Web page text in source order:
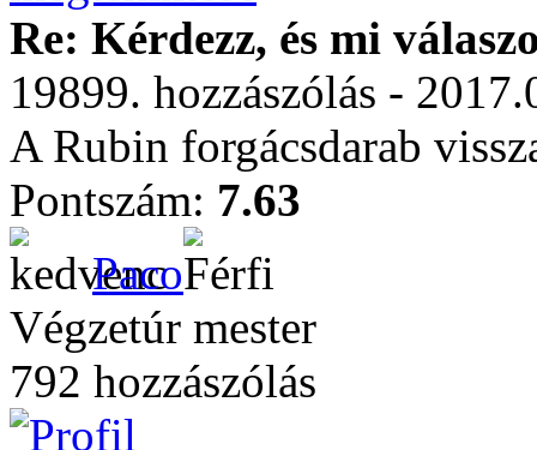
Re: Kérdezz, és mi
19899. hozzászólás -
A Rubin forgácsdarab
Pontszám: 7.63
Paco
Végzetúr mester
792 hozzászólás